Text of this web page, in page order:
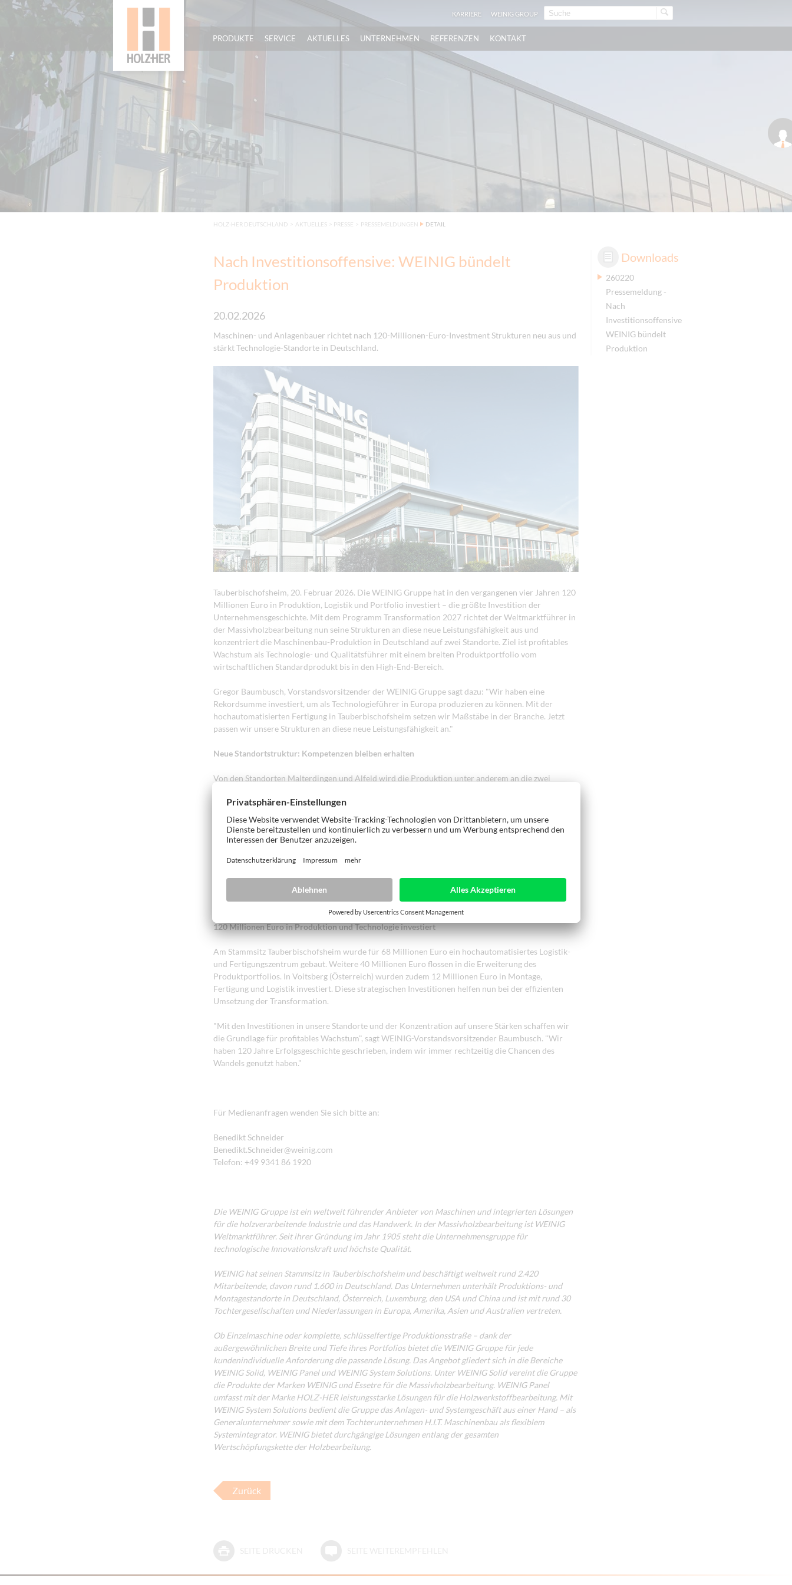
KARRIERE WEINIG GROUP
PRODUKTE SERVICE AKTUELLES UNTERNEHMEN REFERENZEN KONTAKT
HOLZ-HER DEUTSCHLAND > AKTUELLES > PRESSE > PRESSEMELDUNGEN DETAIL
Nach Investitionsoffensive: WEINIG bündelt
Produktion
20.02.2026
Maschinen- und Anlagenbauer richtet nach 120-Millionen-Euro-Investment Strukturen neu aus und
stärkt Technologie-Standorte in Deutschland.
Tauberbischofsheim, 20. Februar 2026. Die WEINIG Gruppe hat in den vergangenen vier Jahren 120
Millionen Euro in Produktion, Logistik und Portfolio investiert – die größte Investition der
Unternehmensgeschichte. Mit dem Programm Transformation 2027 richtet der Weltmarktführer in
der Massivholzbearbeitung nun seine Strukturen an diese neue Leistungsfähigkeit aus und
konzentriert die Maschinenbau-Produktion in Deutschland auf zwei Standorte. Ziel ist profitables
Wachstum als Technologie- und Qualitätsführer mit einem breiten Produktportfolio vom
wirtschaftlichen Standardprodukt bis in den High-End-Bereich.
Gregor Baumbusch, Vorstandsvorsitzender der WEINIG Gruppe sagt dazu: "Wir haben eine
Rekordsumme investiert, um als Technologieführer in Europa produzieren zu können. Mit der
hochautomatisierten Fertigung in Tauberbischofsheim setzen wir Maßstäbe in der Branche. Jetzt
passen wir unsere Strukturen an diese neue Leistungsfähigkeit an."
Neue Standortstruktur: Kompetenzen bleiben erhalten
Von den Standorten Malterdingen und Alfeld wird die Produktion unter anderem an die zwei
Service und Konstruktion erhalten. Insgesamt sind von den strukturellen Veränderungen
voraussichtlich rund 400 Stellen betroffen, hauptsächlich in Deutschland.
WEINIG ist in enger Zusammenarbeit mit Betriebsrat und Gewerkschaft IG Metall dabei, alle
Das Programm Transformation 2027 beinhaltet dabei auch stärkere Zentralisierung, optimierte
Abläufe und gezielte Effizienzsteigerungen. Unsere Kunden stehen dabei im Zentrum unseres
Handelns.
120 Millionen Euro in Produktion und Technologie investiert
Am Stammsitz Tauberbischofsheim wurde für 68 Millionen Euro ein hochautomatisiertes Logistik-
und Fertigungszentrum gebaut. Weitere 40 Millionen Euro flossen in die Erweiterung des
Produktportfolios. In Voitsberg (Österreich) wurden zudem 12 Millionen Euro in Montage,
Fertigung und Logistik investiert. Diese strategischen Investitionen helfen nun bei der effizienten
Umsetzung der Transformation.
"Mit den Investitionen in unsere Standorte und der Konzentration auf unsere Stärken schaffen wir
die Grundlage für profitables Wachstum", sagt WEINIG-Vorstandsvorsitzender Baumbusch. "Wir
haben 120 Jahre Erfolgsgeschichte geschrieben, indem wir immer rechtzeitig die Chancen des
Wandels genutzt haben."
Für Medienanfragen wenden Sie sich bitte an:
Benedikt Schneider
Benedikt.Schneider@weinig.com
Telefon: +49 9341 86 1920
Die WEINIG Gruppe ist ein weltweit führender Anbieter von Maschinen und integrierten Lösungen
für die holzverarbeitende Industrie und das Handwerk. In der Massivholzbearbeitung ist WEINIG
Weltmarktführer. Seit ihrer Gründung im Jahr 1905 steht die Unternehmensgruppe für
technologische Innovationskraft und höchste Qualität.
WEINIG hat seinen Stammsitz in Tauberbischofsheim und beschäftigt weltweit rund 2.420
Mitarbeitende, davon rund 1.600 in Deutschland. Das Unternehmen unterhält Produktions- und
Montagestandorte in Deutschland, Österreich, Luxemburg, den USA und China und ist mit rund 30
Tochtergesellschaften und Niederlassungen in Europa, Amerika, Asien und Australien vertreten.
Ob Einzelmaschine oder komplette, schlüsselfertige Produktionsstraße – dank der
außergewöhnlichen Breite und Tiefe ihres Portfolios bietet die WEINIG Gruppe für jede
kundenindividuelle Anforderung die passende Lösung. Das Angebot gliedert sich in die Bereiche
WEINIG Solid, WEINIG Panel und WEINIG System Solutions. Unter WEINIG Solid vereint die Gruppe
die Produkte der Marken WEINIG und Essetre für die Massivholzbearbeitung. WEINIG Panel
umfasst mit der Marke HOLZ-HER leistungsstarke Lösungen für die Holzwerkstoffbearbeitung. Mit
WEINIG System Solutions bedient die Gruppe das Anlagen- und Systemgeschäft aus einer Hand – als
Generalunternehmer sowie mit dem Tochterunternehmen H.I.T. Maschinenbau als flexiblem
Systemintegrator. WEINIG bietet durchgängige Lösungen entlang der gesamten
Wertschöpfungskette der Holzbearbeitung.
Downloads
260220
Pressemeldung -
Nach
Investitionsoffensive
WEINIG bündelt
Produktion
Zurück